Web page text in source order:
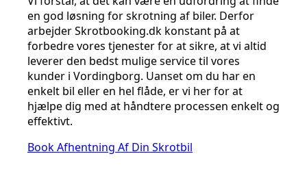
en god løsning for skrotning af biler. Derfor
arbejder Skrotbooking.dk konstant på at
forbedre vores tjenester for at sikre, at vi altid
leverer den bedst mulige service til vores
kunder i Vordingborg. Uanset om du har en
enkelt bil eller en hel flåde, er vi her for at
hjælpe dig med at håndtere processen enkelt og
effektivt.
Book Afhentning Af Din Skrotbil